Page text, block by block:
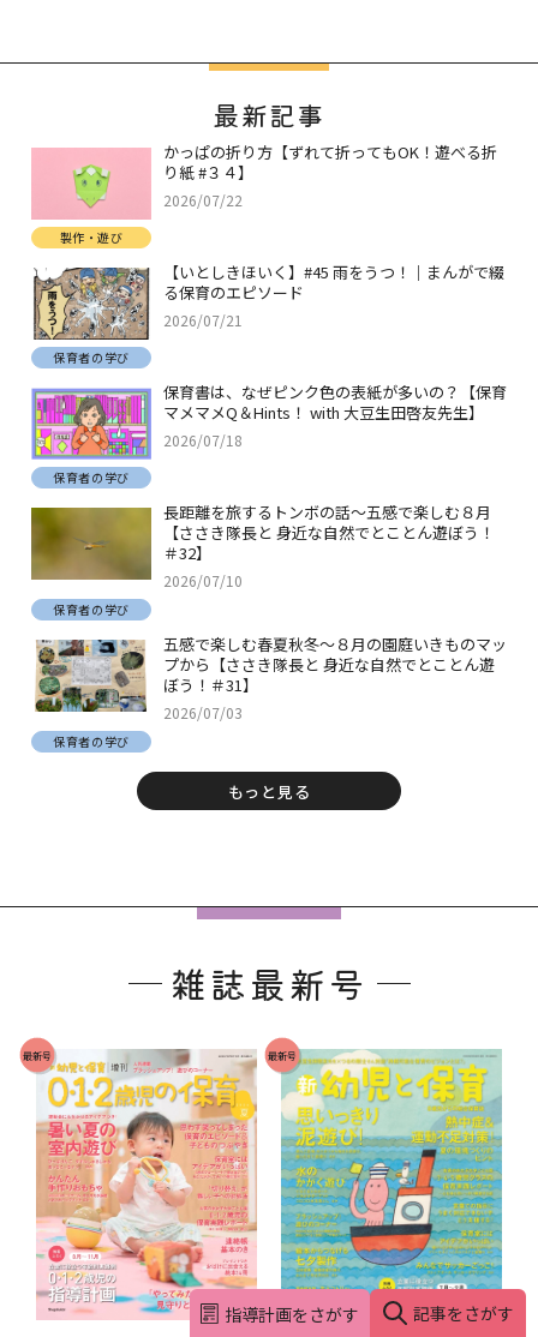
最新記事
かっぱの折り方【ずれて折ってもOK！遊べる折
り紙 #３４】
2026/07/22
製作・遊び
【いとしきほいく】#45 雨をうつ！｜まんがで綴
る保育のエピソード
2026/07/21
保育者の学び
保育書は、なぜピンク色の表紙が多いの？【保育
マメマメQ＆Hints！ with 大豆生田啓友先生】
2026/07/18
保育者の学び
長距離を旅するトンボの話～五感で楽しむ８月
【ささき隊長と 身近な自然でとことん遊ぼう！
＃32】
2026/07/10
保育者の学び
五感で楽しむ春夏秋冬～８月の園庭いきものマッ
プから【ささき隊長と 身近な自然でとことん遊
ぼう！＃31】
2026/07/03
保育者の学び
もっと見る
雑誌最新号
最新号 最新号
指導計画をさがす 記事をさがす